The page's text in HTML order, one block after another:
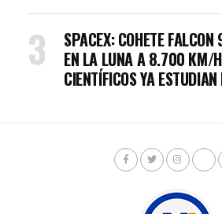
SPACEX: COHETE
EN LA LUNA A 8.700 KM/
CIENTÍFICOS YA